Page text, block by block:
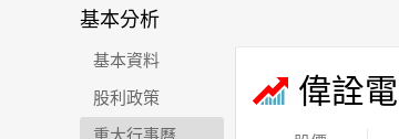
基本分析
基本資料
股利政策
重大行事曆
偉詮電